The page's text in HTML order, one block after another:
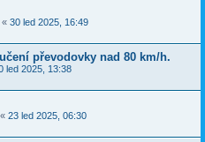
« 30 led 2025, 16:49
převodovky nad 80 km/h.
led 2025, 13:38
« 23 led 2025, 06:30